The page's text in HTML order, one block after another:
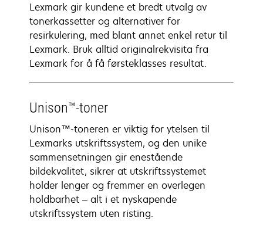
Lexmark gir kundene et bredt utvalg av
tonerkassetter og alternativer for
resirkulering, med blant annet enkel retur til
Lexmark. Bruk alltid originalrekvisita fra
Lexmark for å få førsteklasses resultat.
Unison™-toner
Unison™-toneren er viktig for ytelsen til
Lexmarks utskriftssystem, og den unike
sammensetningen gir enestående
bildekvalitet, sikrer at utskriftssystemet
holder lenger og fremmer en overlegen
holdbarhet – alt i et nyskapende
utskriftssystem uten risting.